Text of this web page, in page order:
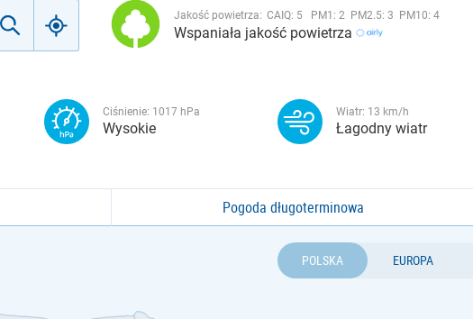
Jakość powietrza: CAIQ: 5 PM1: 2 PM2.5: 3 PM10: 4
Wspaniała jakość powietrza
Ciśnienie: 1017 hPa
Wysokie
Wiatr: 13 km/h
Łagodny wiatr
Pogoda długoterminowa
POLSKA EUROPA